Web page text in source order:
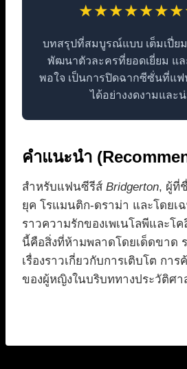
บทสรุปที่สมบูรณ์แบบ เต็มเปี่ย
พัฒนาตัวละครที่ยอดเยี่ยม แ
พอใจ เป็นการปิดฉากซีซั่นที่แฟ
ได้อย่างงดงามและ
คำแนะนำ
สำหรับแฟนซีรีส์ Bridgerton, ผู้ที่
ยุค โรแมนติก-ดราม่า และโดยเ
ราวความรักของเพเนโลพีและ
นี้คือสิ่งที่ห้ามพลาดโดยเด็ดขาด
เรื่องราวเกี่ยวกับการเติบโต กา
ของผู้หญิงในบริบททางประวัติศา